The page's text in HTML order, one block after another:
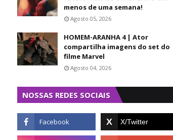
menos de uma semana!
Agosto 05, 2026
HOMEM-ARANHA 4 | Ator
compartilha imagens do set do
filme Marvel
Agosto 04, 2026
NOSSAS REDES SOCIAIS